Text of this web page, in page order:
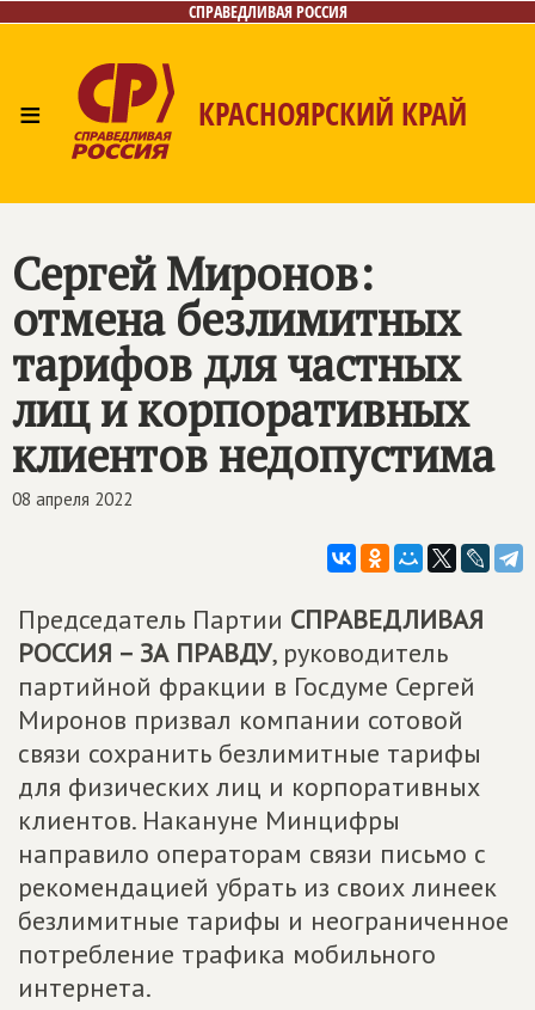
СПРАВЕДЛИВАЯ РОССИЯ
≡ КРАСНОЯРСКИЙ КРАЙ
Сергей Миронов:
отмена безлимитных
тарифов для частных
лиц и корпоративных
клиентов недопустима
08 апреля 2022
Председатель Партии СПРАВЕДЛИВАЯ
РОССИЯ – ЗА ПРАВДУ, руководитель
партийной фракции в Госдуме Сергей
Миронов призвал компании сотовой
связи сохранить безлимитные тарифы
для физических лиц и корпоративных
клиентов. Накануне Минцифры
направило операторам связи письмо с
рекомендацией убрать из своих линеек
безлимитные тарифы и неограниченное
потребление трафика мобильного
интернета.